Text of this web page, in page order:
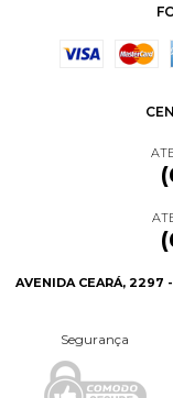
AVENIDA CEARÁ, 2297
Segurança